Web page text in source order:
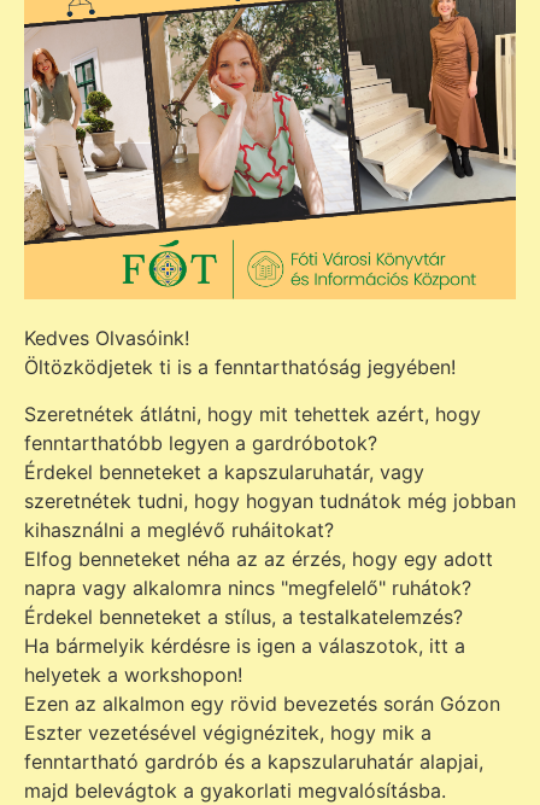
Kedves Olvasóink!
Öltözködjetek ti is a fenntarthatóság jegyében!
Szeretnétek átlátni, hogy mit tehettek azért, hogy
fenntarthatóbb legyen a gardróbotok?
Érdekel benneteket a kapszularuhatár, vagy
szeretnétek tudni, hogy hogyan tudnátok még jobban
kihasználni a meglévő ruháitokat?
Elfog benneteket néha az az érzés, hogy egy adott
napra vagy alkalomra nincs "megfelelő" ruhátok?
Érdekel benneteket a stílus, a testalkatelemzés?
Ha bármelyik kérdésre is igen a válaszotok, itt a
helyetek a workshopon!
Ezen az alkalmon egy rövid bevezetés során Gózon
Eszter vezetésével végignézitek, hogy mik a
fenntartható gardrób és a kapszularuhatár alapjai,
majd belevágtok a gyakorlati megvalósításba.